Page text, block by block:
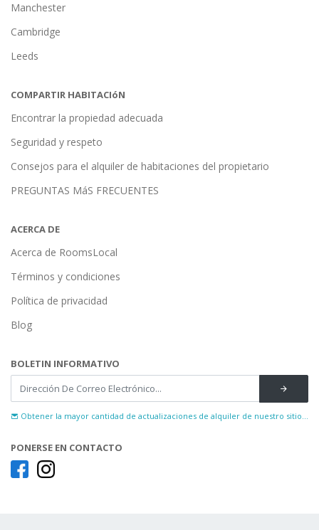
Manchester
Cambridge
Leeds
COMPARTIR HABITACIóN
Encontrar la propiedad adecuada
Seguridad y respeto
Consejos para el alquiler de habitaciones del propietario
PREGUNTAS MáS FRECUENTES
ACERCA DE
Acerca de RoomsLocal
Términos y condiciones
Política de privacidad
Blog
BOLETIN INFORMATIVO
Obtener la mayor cantidad de actualizaciones de alquiler de nuestro sitio...
PONERSE EN CONTACTO